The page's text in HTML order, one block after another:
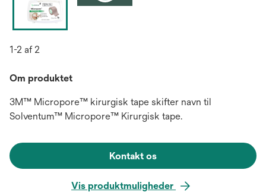
1-2 af 2
Om produktet
3M™ Micropore™ kirurgisk tape skifter navn til
Solventum™ Micropore™ Kirurgisk tape.
Kontakt os
Vis produktmuligheder